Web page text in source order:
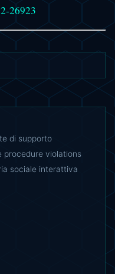
26923
di supporto
procedure violations
sociale interattiva